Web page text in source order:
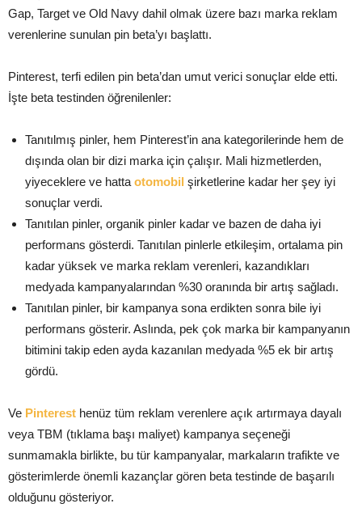
Gap, Target ve Old Navy dahil olmak üzere bazı marka reklam
verenlerine sunulan pin beta’yı başlattı.
Pinterest, terfi edilen pin beta’dan umut verici sonuçlar elde etti.
İşte beta testinden öğrenilenler:
Tanıtılmış pinler, hem Pinterest’in ana kategorilerinde hem de
dışında olan bir dizi marka için çalışır. Mali hizmetlerden,
yiyeceklere ve hatta otomobil şirketlerine kadar her şey iyi
sonuçlar verdi.
Tanıtılan pinler, organik pinler kadar ve bazen de daha iyi
performans gösterdi. Tanıtılan pinlerle etkileşim, ortalama pin
kadar yüksek ve marka reklam verenleri, kazandıkları
medyada kampanyalarından %30 oranında bir artış sağladı.
Tanıtılan pinler, bir kampanya sona erdikten sonra bile iyi
performans gösterir. Aslında, pek çok marka bir kampanyanın
bitimini takip eden ayda kazanılan medyada %5 ek bir artış
gördü.
Ve Pinterest henüz tüm reklam verenlere açık artırmaya dayalı
veya TBM (tıklama başı maliyet) kampanya seçeneği
sunmamakla birlikte, bu tür kampanyalar, markaların trafikte ve
gösterimlerde önemli kazançlar gören beta testinde de başarılı
olduğunu gösteriyor.